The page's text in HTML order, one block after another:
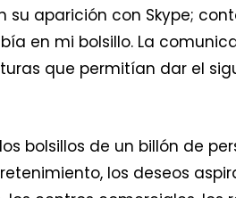
aparición con Skype;
en mi bolsillo. La
que permitían dar el
bolsillos de un billón de
los deseos